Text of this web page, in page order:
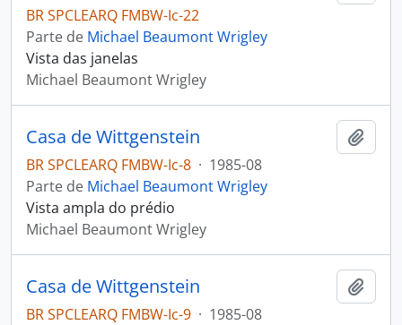
BR SPCLEARQ FMBW-Ic-22
Parte de Michael Beaumont Wrigley
Vista das janelas
Michael Beaumont Wrigley
Casa de Wittgenstein
BR SPCLEARQ FMBW-Ic-8 · 1985-08
Parte de Michael Beaumont Wrigley
Vista ampla do prédio
Michael Beaumont Wrigley
Casa de Wittgenstein
BR SPCLEARQ FMBW-Ic-9 · 1985-08